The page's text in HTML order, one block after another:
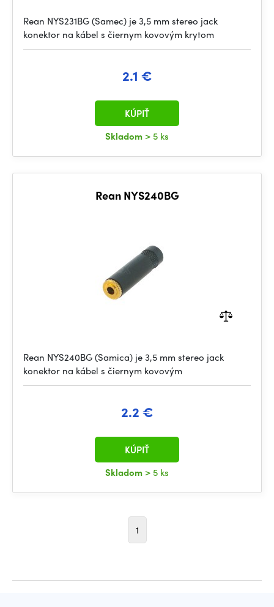
Rean NYS231BG (Samec) je 3,5 mm stereo jack
konektor na kábel s čiernym kovovým krytom
2.1 €
Skladom > 5 ks
KÚPIŤ
Rean NYS240BG
Rean NYS240BG (Samica) je 3,5 mm stereo jack
konektor na kábel s čiernym kovovým
2.2 €
Skladom > 5 ks
KÚPIŤ
1